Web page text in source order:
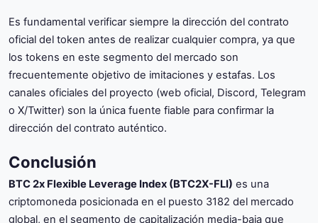
Es fundamental verificar siempre la dirección del contrato
oficial del token antes de realizar cualquier compra, ya que
los tokens en este segmento del mercado son
frecuentemente objetivo de imitaciones y estafas. Los
canales oficiales del proyecto (web oficial, Discord, Telegram
o X/Twitter) son la única fuente fiable para confirmar la
dirección del contrato auténtico.
Conclusión
BTC 2x Flexible Leverage Index (BTC2X-FLI) es una
criptomoneda posicionada en el puesto 3182 del mercado
global, en el segmento de capitalización media-baja que